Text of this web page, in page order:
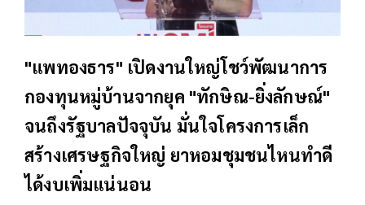
"แพทองธาร" เปิดงานใหญ่โชว์พัฒนาการ
กองทุนหมู่บ้านจากยุค "ทักษิณ-ยิ่งลักษณ์"
จนถึงรัฐบาลปัจจุบัน มั่นใจโครงการเล็ก
สร้างเศรษฐกิจใหญ่ ยาหอมชุมชนไหนทำดี
ได้งบเพิ่มแน่นอน